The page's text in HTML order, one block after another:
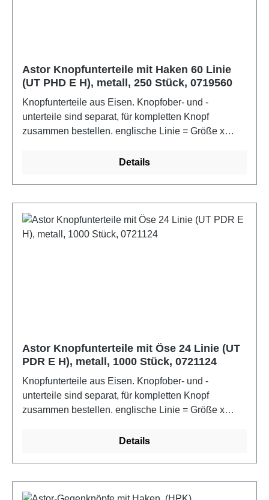
Astor Knopfunterteile mit Haken 60 Linie
(UT PHD E H), metall, 250 Stück, 0719560
Knopfunterteile aus Eisen. Knopfober- und -
unterteile sind separat, für kompletten Knopf
zusammen bestellen. englische Linie = Größe x
Details
Astor Knopfunterteile mit Öse 24 Linie (UT
PDR E H), metall, 1000 Stück, 0721124
Knopfunterteile aus Eisen. Knopfober- und -
unterteile sind separat, für kompletten Knopf
zusammen bestellen. englische Linie = Größe x
Details